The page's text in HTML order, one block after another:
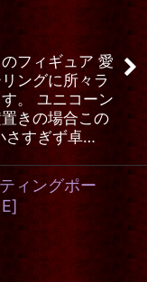
フィギュア 愛
ングに所々ラ
。 ユニコーン
きの場合この
さすぎず卓…
ィングポー
]